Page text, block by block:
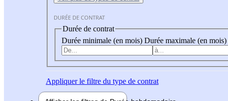
DURÉE DE CONTRAT
Durée de contrat
Durée minimale (en mois) Durée maximale (en mois)
Appliquerle filtre du type de contrat